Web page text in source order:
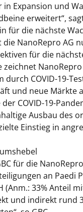
Expansion und
erweitert“,
für die nächste
NanoRepro AG
für die
COVID-19-
und neue Märkte
COVID-19-
Ausbau des
Einstieg in
für die
an Paedi
33% Anteil
und indirekt rund